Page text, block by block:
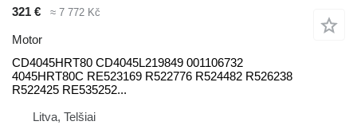
321 € ≈ 7 772 Kč
Motor
CD4045HRT80 CD4045L219849 001106732
4045HRT80C RE523169 R522776 R524482 R526238
R522425 RE535252...
Litva, Telšiai